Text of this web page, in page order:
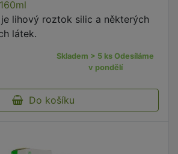
lihový roztok silic a některých
látek.
Skladem > 5 ks Odesíláme
v pondělí
Do košíku